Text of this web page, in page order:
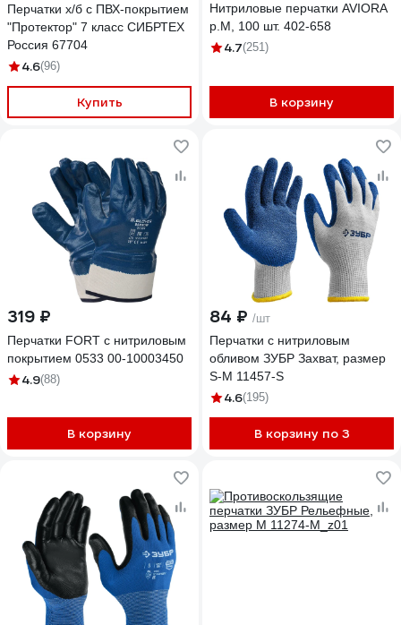
Перчатки х/б с ПВХ-покрытием
"Протектор" 7 класс СИБРТЕХ
Россия 67704
4.6(96)
Купить
Нитриловые перчатки AVIORA
р.M, 100 шт. 402-658
4.7(251)
В корзину
319 ₽
Перчатки FORT с нитриловым
покрытием 0533 00-10003450
4.9(88)
В корзину
84 ₽ /шт
Перчатки с нитриловым
обливом ЗУБР Захват, размер
S-M 11457-S
4.6(195)
В корзину по 3